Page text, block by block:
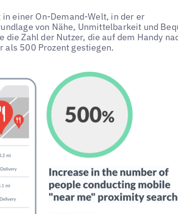
einer On-Demand-Welt, in der er
von Nähe, Unmittelbarkeit und
Zahl der Nutzer, die auf dem Handy
als 500 Prozent gestiegen.